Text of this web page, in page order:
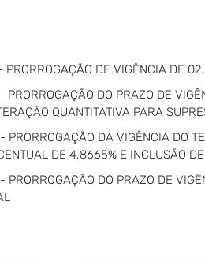
PRORROGAÇÃO DE VIGÊNCIA DE
PRORROGAÇÃO DO PRAZO DE
QUANTITATIVA PARA
PRORROGAÇÃO DA VIGÊNCIA
DE 4,8665% E INCLUSÃO
PRORROGAÇÃO DO PRAZO DE